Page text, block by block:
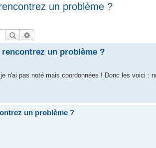
un problème ?
Rechercher
un problème ?
n'ai pas noté mais coordonnées ! Donc les voici :
un problème ?